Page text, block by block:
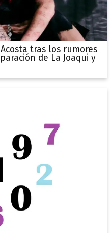
tras los rumores
de La Joaqui y